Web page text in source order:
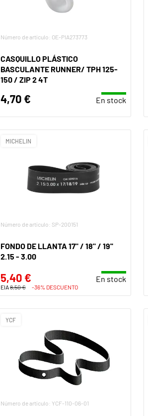
Número de artículo: OE-PIA273773
CASQUILLO PLÁSTICO
BASCULANTE RUNNER/ TPH 125-
150 / ZIP 2 4T
4,70 € En stock
MICHELIN
Número de artículo: SP-200151
FONDO DE LLANTA 17" / 18" / 19''
2.15 - 3.00
5,40 € En stock
EIA8,50 € -36% DESCUENTO
YCF
Número de artículo: YCF-110-06-01